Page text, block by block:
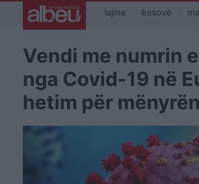
lajme kosovë
Vendi me numrin
nga Covid-19 në
hetim për